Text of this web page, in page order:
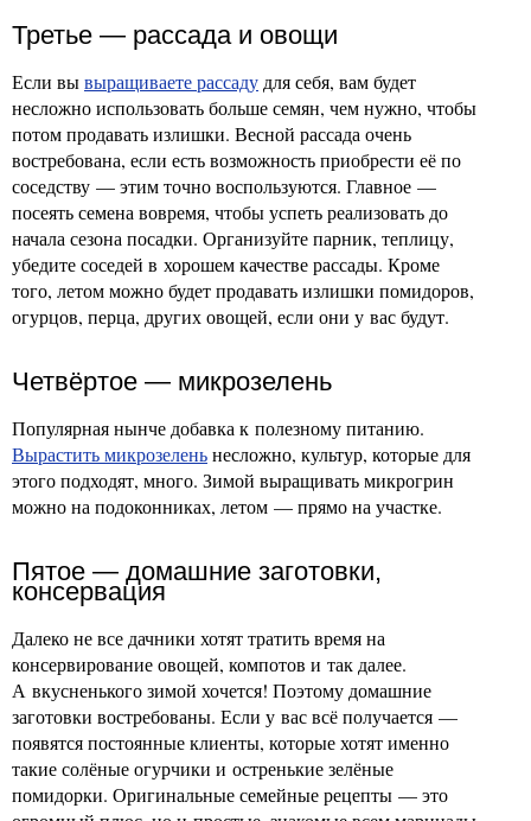
Третье — рассада и овощи
Если вывыращиваете рассаду для себя, вам будет
несложно использовать больше семян, чем нужно, чтобы
потом продавать излишки. Весной рассада очень
востребована, если есть возможность приобрести её по
соседству — этим точно воспользуются. Главное —
посеять семена вовремя, чтобы успеть реализовать до
начала сезона посадки. Организуйте парник, теплицу,
убедите соседей в хорошем качестве рассады. Кроме
того, летом можно будет продавать излишки помидоров,
огурцов, перца, других овощей, если они у вас будут.
Четвёртое — микрозелень
Популярная нынче добавка к полезному питанию.
Вырастить микрозеленьнесложно, культур, которые для
этого подходят, много. Зимой выращивать микрогрин
можно на подоконниках, летом — прямо на участке.
Пятое — домашние заготовки,
консервация
Далеко не все дачники хотят тратить время на
консервирование овощей, компотов и так далее.
А вкусненького зимой хочется! Поэтому домашние
заготовки востребованы. Если у вас всё получается —
появятся постоянные клиенты, которые хотят именно
такие солёные огурчики и остренькие зелёные
помидорки. Оригинальные семейные рецепты — это